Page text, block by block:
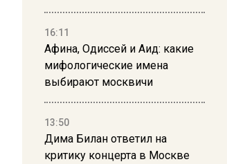
16:11
Афина, Одиссей и Аид: какие
мифологические имена
выбирают москвичи
13:50
Дима Билан ответил на
критику концерта в Москве